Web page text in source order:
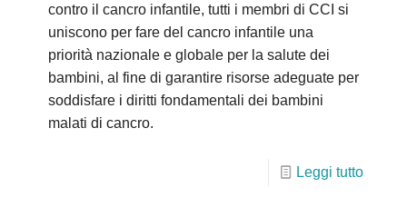
contro il cancro infantile, tutti i membri di CCI si
uniscono per fare del cancro infantile una
priorità nazionale e globale per la salute dei
bambini, al fine di garantire risorse adeguate per
soddisfare i diritti fondamentali dei bambini
malati di cancro.
Leggi tutto